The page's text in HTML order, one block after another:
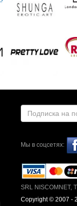
Мы в соцсетях:
SRL NISCOMNET,
Copyright © 2007 -